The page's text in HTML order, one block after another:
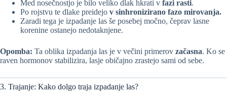
Med nosečnostjo je bilo veliko dlak hkrati v fazi rasti.
Po rojstvu te dlake preidejo v sinhronizirano fazo mirovanja.
Zaradi tega je izpadanje las še posebej močno, čeprav lasne
korenine ostanejo nedotaknjene.
Opomba: Ta oblika izpadanja las je v večini primerov začasna. Ko se
raven hormonov stabilizira, lasje običajno zrastejo sami od sebe.
3. Trajanje: Kako dolgo traja izpadanje las?